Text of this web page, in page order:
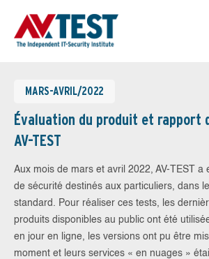
MARS-AVRIL/2022
Évaluation du produit et
AV-TEST
Aux mois de mars et avril 2022, AV-TEST a
de sécurité destinés aux particuliers, dans
standard. Pour réaliser ces tests, les
produits disponibles au public ont été
en jour en ligne, les versions ont pu être
moment et leurs services « en nuages »